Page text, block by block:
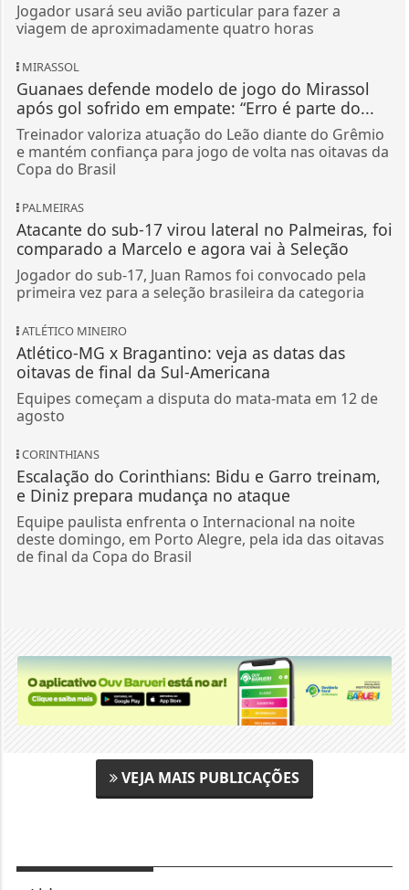
Guanaes defende modelo de jogo do Mirassol
após gol sofrido em empate: “Erro é parte do...
Treinador valoriza atuação do Leão diante do Grêmio
e mantém confiança para jogo de volta nas oitavas da
Copa do Brasil
PALMEIRAS
Atacante do sub-17 virou lateral no Palmeiras, foi
comparado a Marcelo e agora vai à Seleção
Jogador do sub-17, Juan Ramos foi convocado pela
primeira vez para a seleção brasileira da categoria
ATLÉTICO MINEIRO
Atlético-MG x Bragantino: veja as datas das
oitavas de final da Sul-Americana
Equipes começam a disputa do mata-mata em 12 de
agosto
CORINTHIANS
Escalação do Corinthians: Bidu e Garro treinam,
e Diniz prepara mudança no ataque
Equipe paulista enfrenta o Internacional na noite
deste domingo, em Porto Alegre, pela ida das oitavas
de final da Copa do Brasil
VEJA MAIS PUBLICAÇÕES
1
da Presidência do Confea